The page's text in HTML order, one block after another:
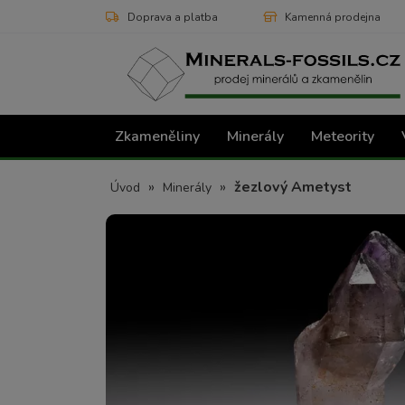
Doprava a platba Kamenná prodejna
Zkameněliny Minerály Meteority
Úvod » Minerály » žezlový Ametyst